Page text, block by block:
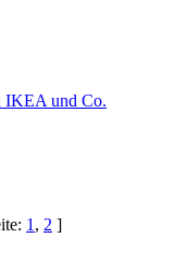
IKEA und Co.
1 , 2 ]